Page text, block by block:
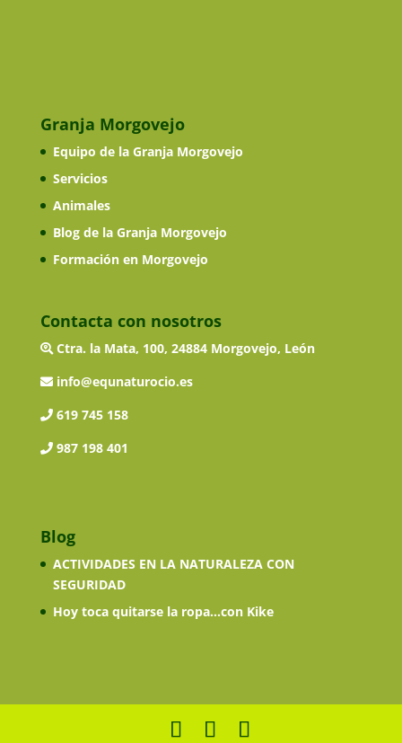
Granja Morgovejo
Equipo de la Granja Morgovejo
Servicios
Animales
Blog de la Granja Morgovejo
Formación en Morgovejo
Contacta con nosotros
Ctra. la Mata, 100, 24884 Morgovejo, León
info@equnaturocio.es
619 745 158
987 198 401
Blog
ACTIVIDADES EN LA NATURALEZA CON
SEGURIDAD
Hoy toca quitarse la ropa…con Kike